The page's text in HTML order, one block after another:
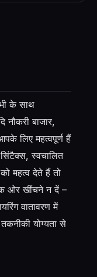
के साथ
नौकरी बाजार,
लिए महत्वपूर्ण हैं
स्वचालित
महत्व देते हैं तो
ओर खींचने न दें –
वातावरण में
योग्यता से